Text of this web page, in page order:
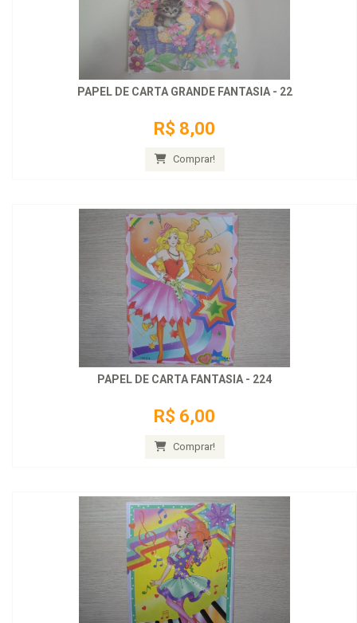
PAPEL DE CARTA GRANDE FANTASIA - 22
R$ 8,00
Comprar!
PAPEL DE CARTA FANTASIA - 224
R$ 6,00
Comprar!